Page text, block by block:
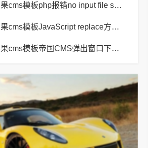
苹果cms模板苹果cms模板php报错no input file specified解决方法
苹果cms模板苹果cms模板JavaScript replace方法替换字符串空格方法
苹果cms模板苹果cms模板帝国CMS弹出窗口下载方式改为点击链接直接下载教程